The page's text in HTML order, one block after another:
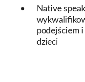
Native
podejściem
dzieci